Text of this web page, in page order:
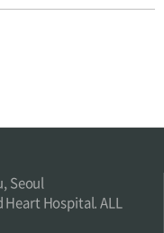
Seoul
Heart Hospital. ALL